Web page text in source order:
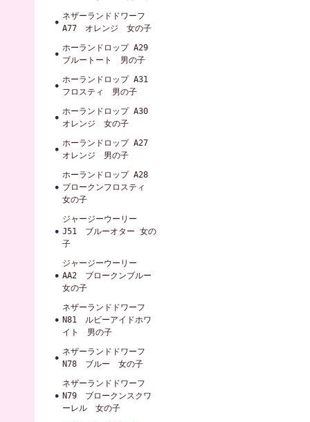
ネザーランドドワーフ
A77 オレンジ 女の子
ホーランドロップ A29
ブルートート 男の子
ホーランドロップ A31
フロスティ 男の子
ホーランドロップ A30
オレンジ 女の子
ホーランドロップ A27
オレンジ 男の子
ホーランドロップ A28
ブロークンフロスティ
女の子
ジャージーウーリー
J51 ブルーオター 女の
子
ジャージーウーリー
AA2 ブロークンブルー
女の子
ネザーランドドワーフ
N81 ルビーアイドホワ
イト 男の子
ネザーランドドワーフ
N78 ブルー 女の子
ネザーランドドワーフ
N79 ブロークンスクワ
ーレル 女の子